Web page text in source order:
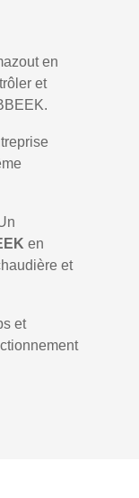
en
et
en
et
et